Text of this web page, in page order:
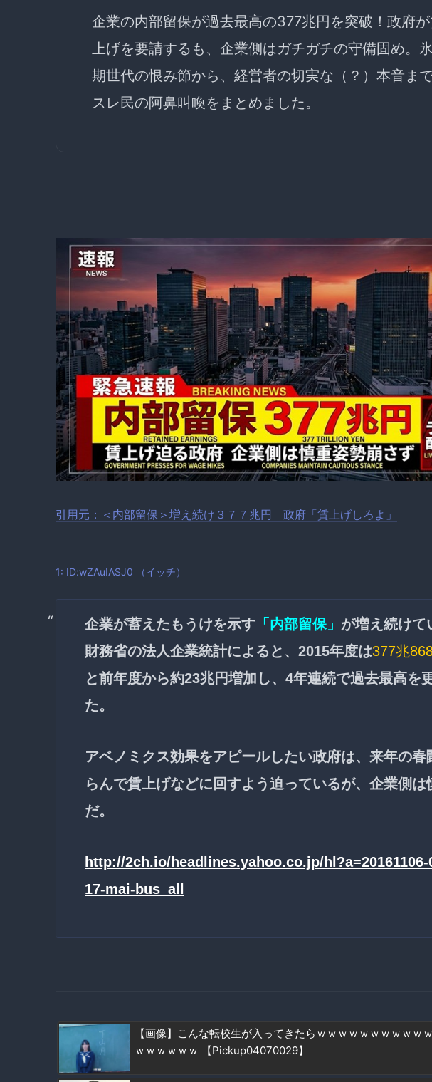
企業の内部留保が過去最高の377兆円を突破！政府
上げを要請するも、企業側はガチガチの守備固め。
期世代の恨み節から、経営者の切実な（？）本音まで
スレ民の阿鼻叫喚をまとめました。
引用元：＜内部留保＞増え続け３７７兆円 政府「賃上げしろよ」
1: ID:wZAuIASJ0 （イッチ）
企業が蓄えたもうけを示す 「内部留保」 が増え続けて
財務省の法人企業統計によると、2015年度は377兆
と前年度から約23兆円増加し、4年連続で過去最高を
た。
アベノミクス効果をアピールしたい政府は、来年の春
らんで賃上げなどに回すよう迫っているが、企業側は
だ。
http://2ch.io/headlines.yahoo.co.jp/hl?a=20161106-
17-mai-bus_all
【画像】こんな転校生が入ってきたらｗｗｗｗｗｗｗｗｗｗ
ｗｗｗｗｗｗ 【Pickup04070029】